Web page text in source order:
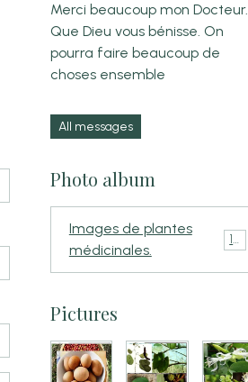
Merci beaucoup mon Docteur.
Que Dieu vous bénisse. On
pourra faire beaucoup de
choses ensemble
All messages
Photo album
Images de plantes
médicinales.
110
Pictures